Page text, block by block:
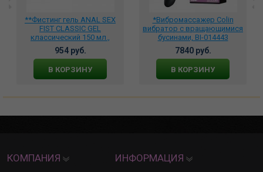
**Фистинг гель ANAL SEX
FIST CLASSIC GEL
классический 150 мл.,
MGB034
954 руб.
В КОРЗИНУ
*Вибромассажер Colin
вибратор с вращающимися
бусинами, BI-014443
7840 руб.
В КОРЗИНУ
КОМПАНИЯ ИНФОРМАЦИЯ